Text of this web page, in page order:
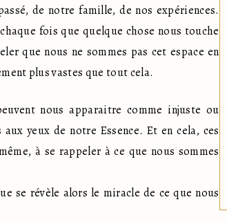
de notre famille, de nos expériences.
fois que quelque chose nous touche
que nous ne sommes pas cet espace en
plus vastes que tout cela.
nous apparaitre comme injuste ou
yeux de notre Essence. Et en cela, ces
à se rappeler à ce que nous sommes
se révèle alors le miracle de ce que nous